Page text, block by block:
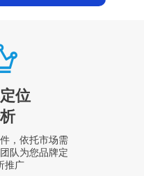
位
，依托市场需
队为您品牌定
推广